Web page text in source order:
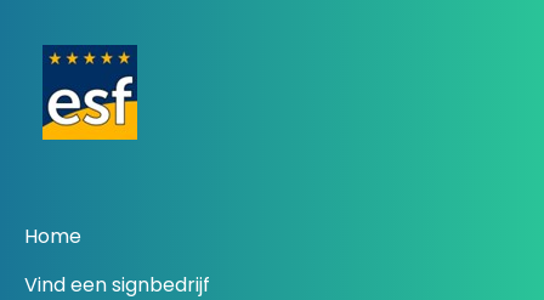
Home
Vind een signbedrijf